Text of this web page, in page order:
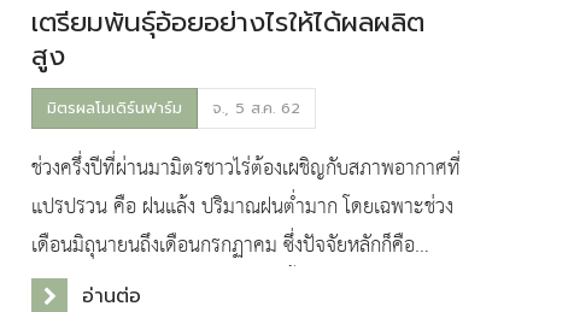
เตรียมพันธุ์อ้อยอย่างไรให้ได้ผลผลิต
สูง
มิตรผลโมเดิร์นฟาร์ม จ., 5 ส.ค. 62
ช่วงครึ่งปีที่ผ่านมามิตรชาวไร่ต้องเผชิญกับสภาพอากาศที่
แปรปรวน คือ ฝนแล้ง ปริมาณฝนต่ำมาก โดยเฉพาะช่วง
เดือนมิถุนายนถึงเดือนกรกฏาคม ซึ่งปัจจัยหลักก็คือ
ปรากฏการณ์เอลนิโนซึ่งมักจะเกิดขึ้นเป็นปกติทุกๆ 4-5 ป
อ่านต่อ